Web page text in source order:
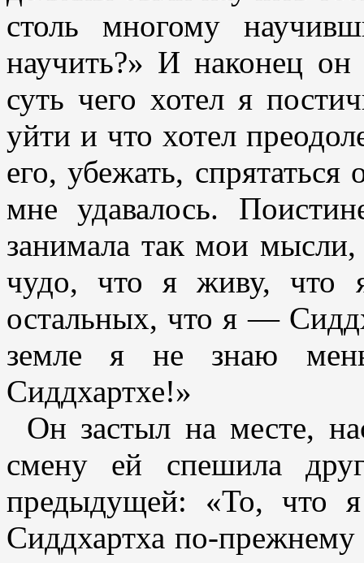
столь многому
научить?» И наконец
суть чего хотел я
уйти и что хотел
его, убежать,
мне удавалось.
занимала так мои мысли,
чудо, что я живу, что
остальных, что я —
земле я не знаю
Сиддхартхе!»
Он застыл на месте,
смену ей спешила
предыдущей: «То, что
Сиддхартха по-